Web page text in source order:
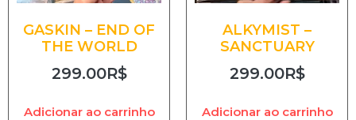
GASKIN – END OF
THE WORLD
299.00R$
Adicionar ao carrinho
ALKYMIST –
SANCTUARY
299.00R$
Adicionar ao carrinho